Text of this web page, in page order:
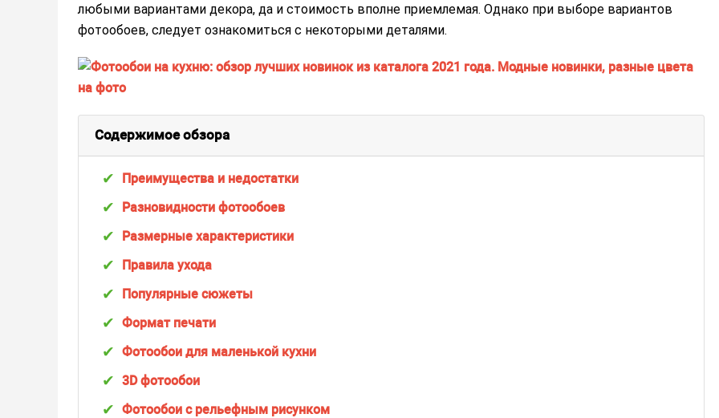
любыми вариантами декора, да и стоимость вполне приемлемая. Однако при выборе вариантов
фотообоев, следует ознакомиться с некоторыми деталями.
Содержимое обзора
Преимущества и недостатки
Разновидности фотообоев
Размерные характеристики
Правила ухода
Популярные сюжеты
Формат печати
Фотообои для маленькой кухни
3D фотообои
Фотообои с рельефным рисунком